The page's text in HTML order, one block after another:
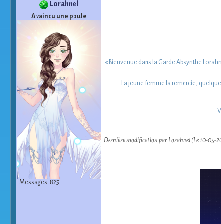
Lorahnel
A vaincu une poule
Messages: 825
« Bienvenue dans la Garde Absynthe
La jeune femme la remercie,
Dernière modification par Lorahnel (Le 10-05-